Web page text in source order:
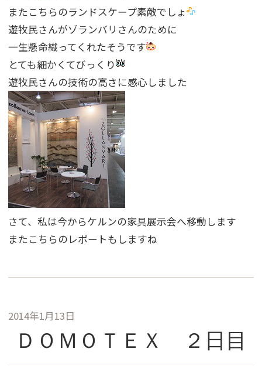
またこちらのランドスケープ素敵でしょ
遊牧民さんがゾランバリさんのために
一生懸命織ってくれたそうです
とても細かくてびっくり
遊牧民さんの技術の高さに感心しました
さて、私は今からケルンの家具展示会へ移動します
またこちらのレポートもしますね
2014年1月13日
ＤＯＭＯＴＥＸ ２日目